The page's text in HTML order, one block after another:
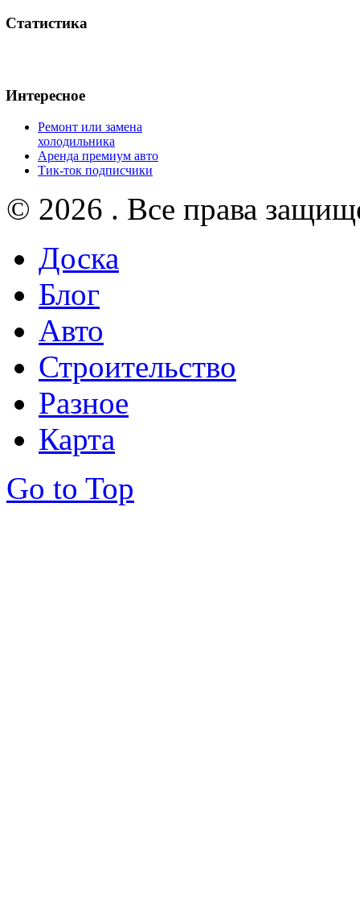
Статистика
Интересное
Ремонт или замена
холодильника
Аренда премиум авто
Тик-ток подписчики
© 2026 . Все права
Доска
Блог
Авто
Строительство
Разное
Карта
Go to Top